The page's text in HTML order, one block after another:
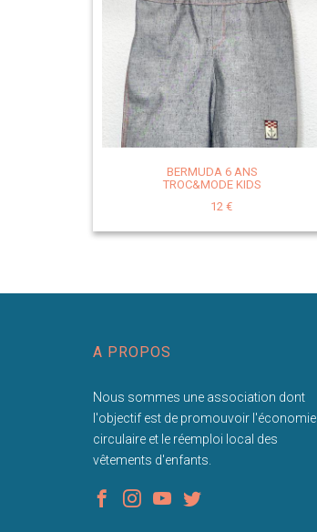
BERMUDA 6 ANS
TROC&MODE KIDS
12 €
A PROPOS
Nous sommes une association dont
l'objectif est de promouvoir l'économie
circulaire et le réemploi local des
vêtements d'enfants.